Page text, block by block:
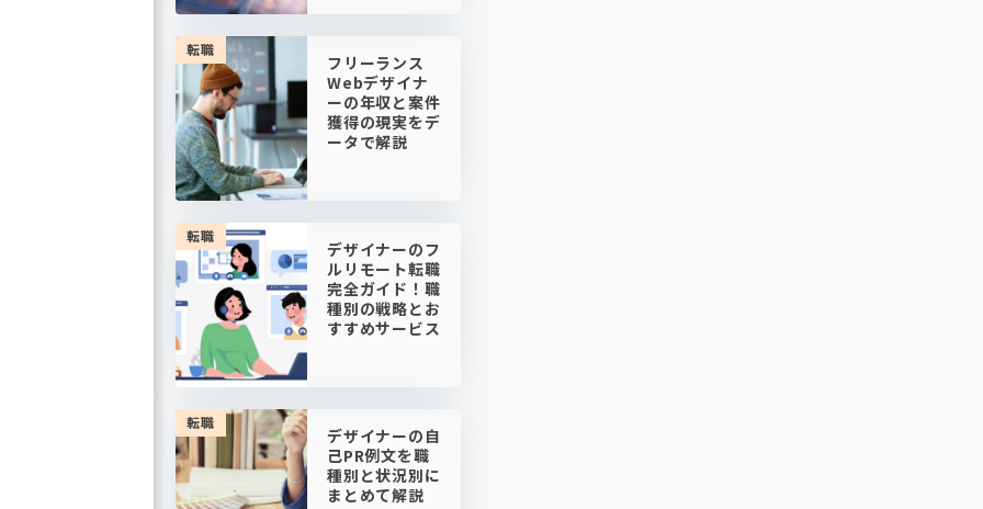
転職
フリーランス
Webデザイナ
ーの年収と案件
獲得の現実をデ
ータで解説
転職
デザイナーのフ
ルリモート転職
完全ガイド！職
種別の戦略とお
すすめサービス
転職
デザイナーの自
己PR例文を職
種別と状況別に
まとめて解説